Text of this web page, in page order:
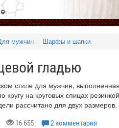
мужчин Шарфы и шапки
гладью
стиле для мужчин,
кругу на круговых спицах
рассчитано для двух размеров.
16 655 2 комментария